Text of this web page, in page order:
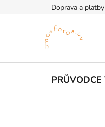
Doprava a platby
PRŮVODCE